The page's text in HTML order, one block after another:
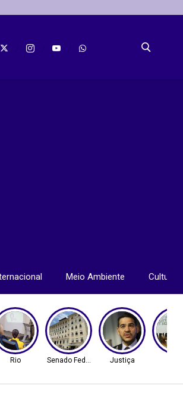
Meio Ambiente Cultura
Rio Senado Federal Justiça